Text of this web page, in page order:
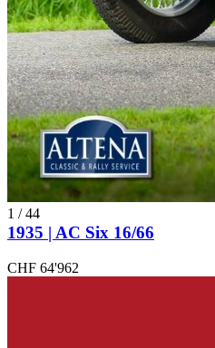
1 /44
1935 | AC Six 16/66
CHF 64'962